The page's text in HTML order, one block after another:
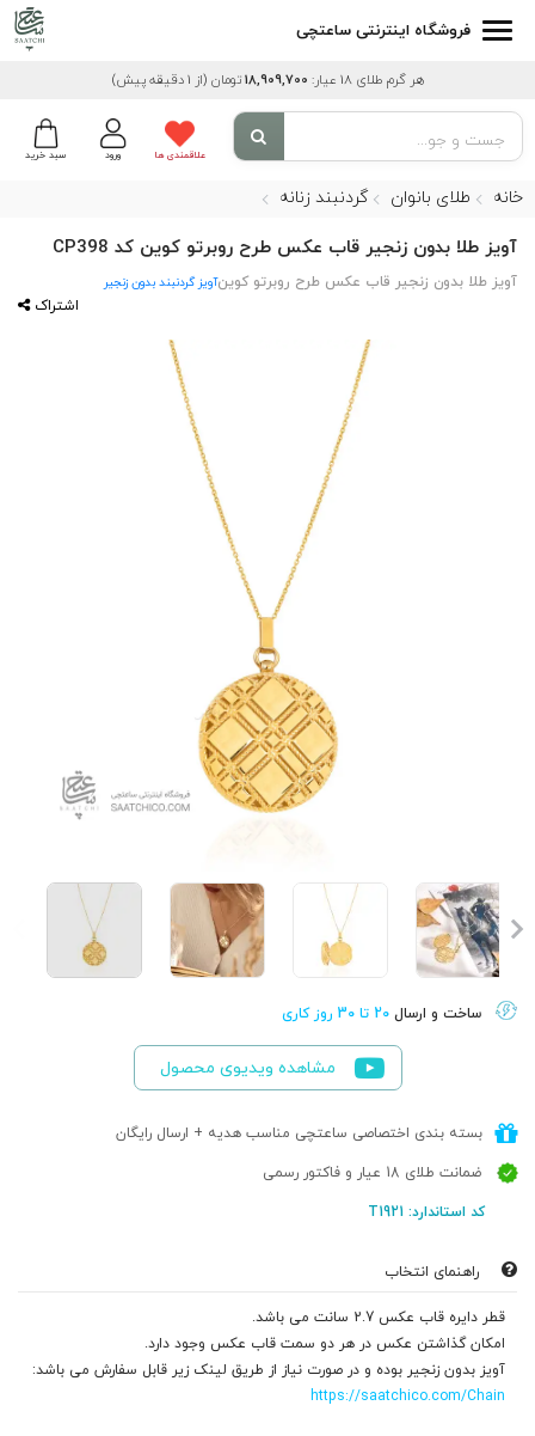
فروشگاه اینترنتی ساعتچی
هر گرم طلای 18 عیار: 18,909,700تومان (از 1 دقیقه پیش)
سبد خرید ورود علاقمندی ها
خانه طلای بانوان گردنبند زنانه
آویز طلا بدون زنجیر قاب عکس طرح روبرتو کوین کد CP398
آویز طلا بدون زنجیر قاب عکس طرح روبرتو کوینآویز گردنبند بدون زنجیر
اشتراک
ساخت و ارسال 20 تا 30 روز کاری
مشاهده ویدیوی محصول
بسته بندی اختصاصی ساعتچی مناسب هدیه + ارسال رایگان
ضمانت طلای 18 عیار و فاکتور رسمی
کد استاندارد: T1921
راهنمای انتخاب
قطر دایره قاب عکس 2.7 سانت می باشد.
امکان گذاشتن عکس در هر دو سمت قاب عکس وجود دارد.
آویز بدون زنجیر بوده و در صورت نیاز از طریق لینک زیر قابل سفارش می باشد:
https://saatchico.com/Chain